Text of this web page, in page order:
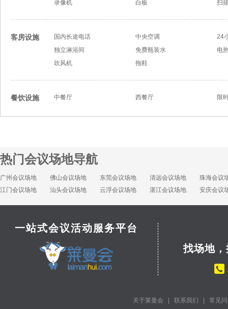
录像机
白板 扫
客房设施 国内长途电话 中央空调
24
独立淋浴间
免费瓶装水
电
吹风机
拖鞋
餐饮设施 中餐厅 西餐厅 限
热门会议场地导航
广州会议场地 佛山会议场地 东莞会议场地 清远会议场地
珠海会议
江门会议场地
汕头会议场地 云浮会议场地 湛江会议场地 安庆会议
一站式会议活动服务平台
找场地
关于莱曼会 联系我们
常见